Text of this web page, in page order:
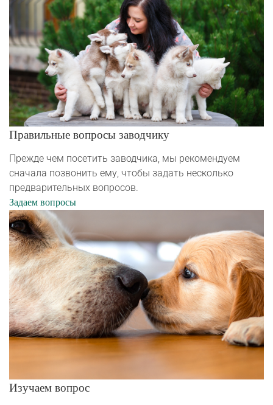
Правильные вопросы заводчику
Прежде чем посетить заводчика, мы рекомендуем
сначала позвонить ему, чтобы задать несколько
предварительных вопросов.
Задаем вопросы
Изучаем вопрос